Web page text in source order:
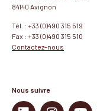
84140 Avignon
Tél. : +33 (0)490 315 519
Fax : +33 (0)490 315 510
Contactez-nous
Nous suivre